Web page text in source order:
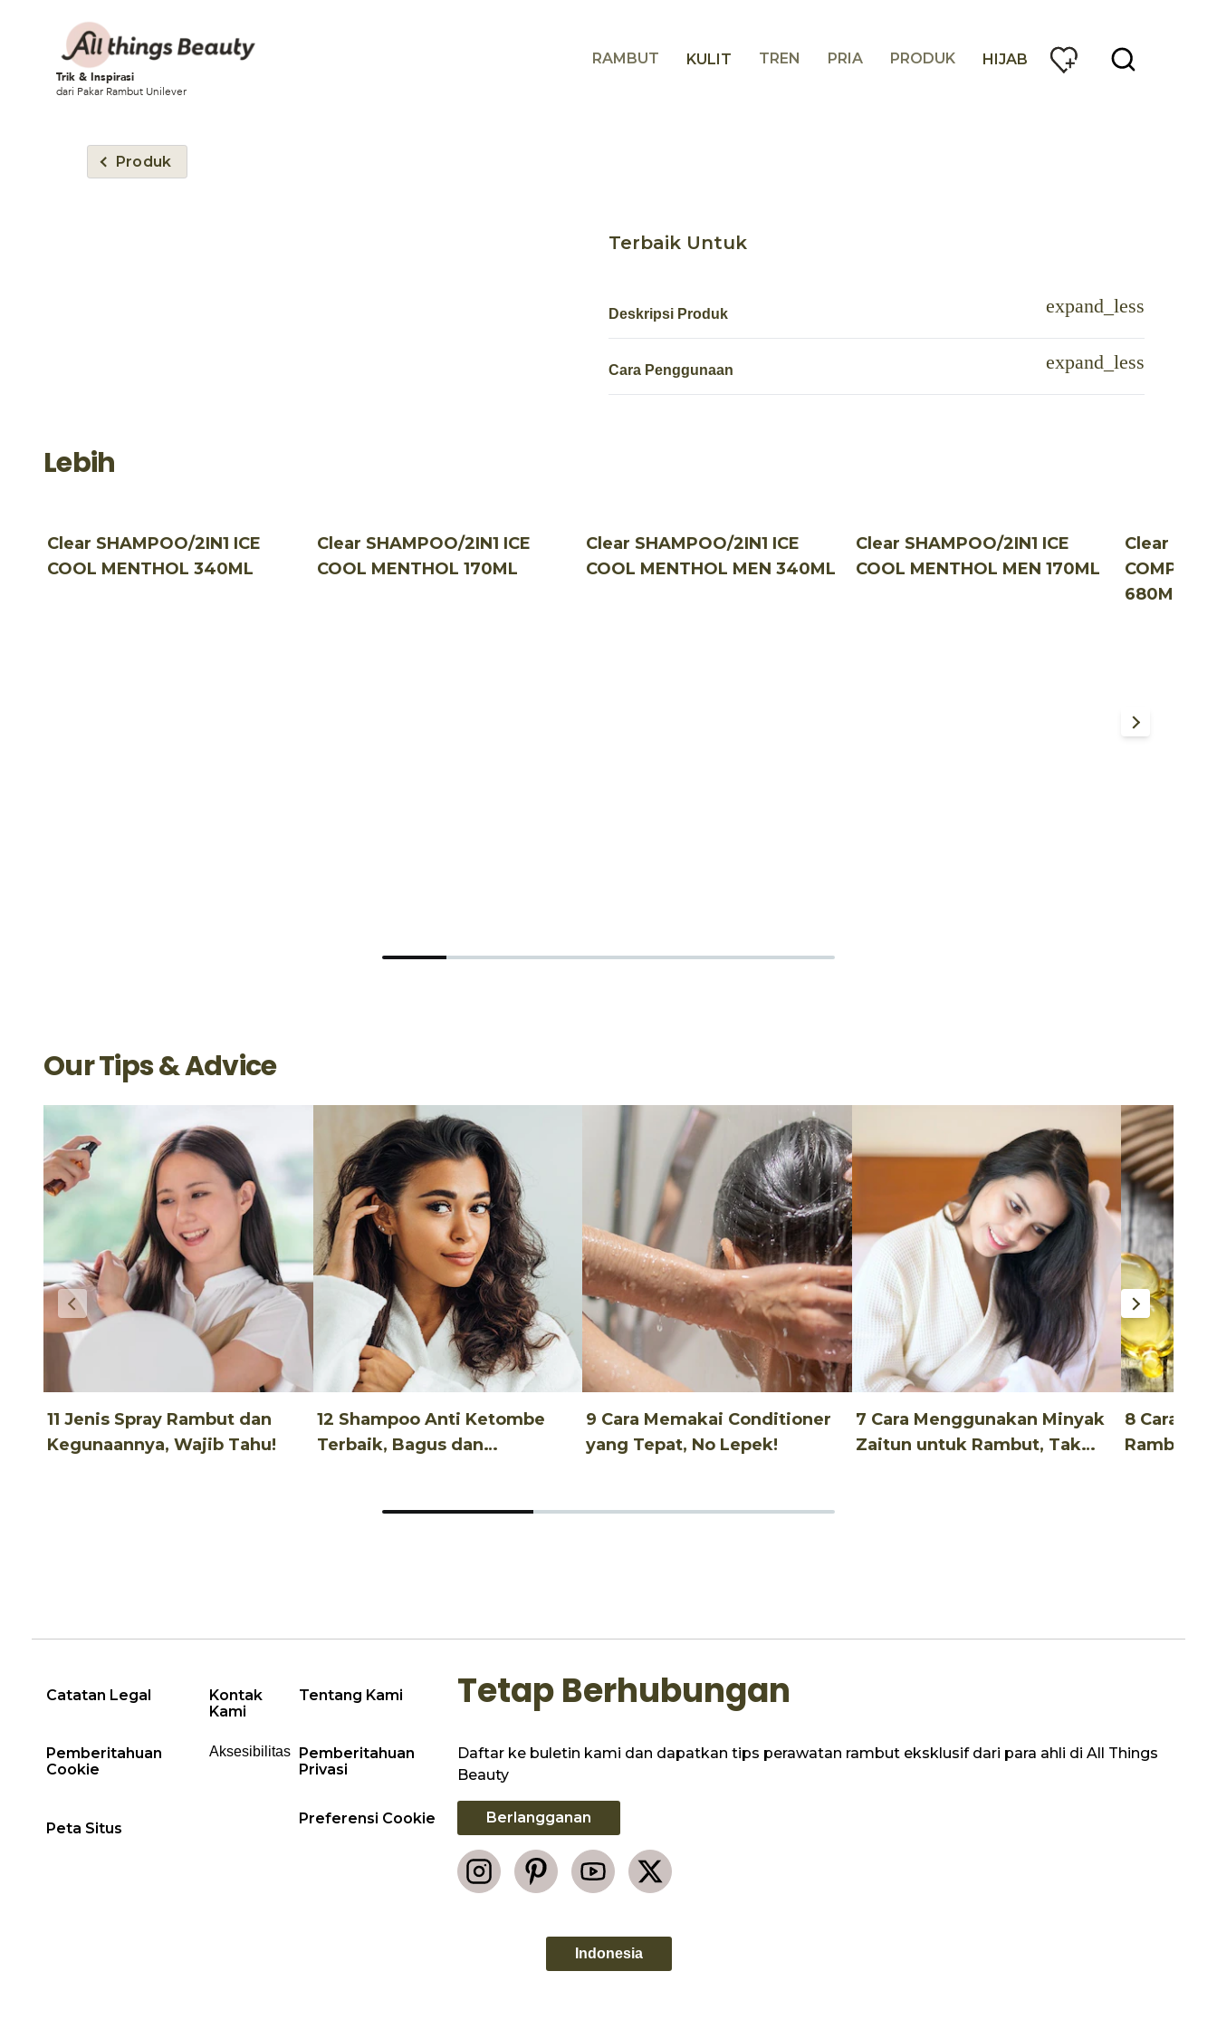
Trik & Inspirasi
dari Pakar Rambut Unilever
RAMBUT KULIT TREN PRIA PRODUK HIJAB
Produk
Terbaik Untuk
Deskripsi Produk
Cara Penggunaan
Lebih
Clear SHAMPOO/2IN1 ICE
COOL MENTHOL 340ML
Clear SHAMPOO/2IN1 ICE
COOL MENTHOL 170ML
Clear SHAMPOO/2IN1 ICE
COOL MENTHOL MEN 340ML
Clear SHAMPOO/2IN1 ICE
COOL MENTHOL MEN 170ML
Clear
680ML
Our Tips & Advice
11 Jenis Spray Rambut dan
Kegunaannya, Wajib Tahu!
12 Shampoo Anti Ketombe
Terbaik, Bagus dan
9 Cara Memakai Conditioner
yang Tepat, No Lepek!
7 Cara Menggunakan Minyak
Zaitun untuk Rambut, Tak
8 Cara
Rambut
Catatan Legal
Pemberitahuan
Cookie
Peta Situs
Kontak
Kami
Aksesibilitas
Tentang Kami
Pemberitahuan
Privasi
Preferensi Cookie
Tetap Berhubungan
Daftar ke buletin kami dan dapatkan tips perawatan rambut eksklusif dari para ahli di All Things
Beauty
Berlangganan
Indonesia